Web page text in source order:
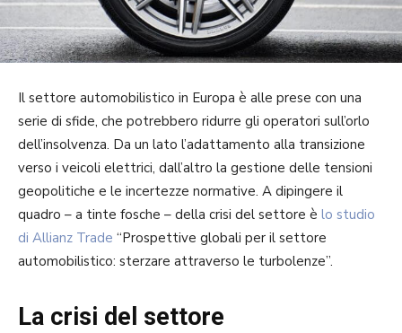
Il settore automobilistico in Europa è alle prese con una
serie di sfide, che potrebbero ridurre gli operatori sull’orlo
dell’insolvenza. Da un lato l’adattamento alla transizione
verso i veicoli elettrici, dall’altro la gestione delle tensioni
geopolitiche e le incertezze normative. A dipingere il
quadro – a tinte fosche – della crisi del settore è lo studio
di Allianz Trade “Prospettive globali per il settore
automobilistico: sterzare attraverso le turbolenze”.
La crisi del settore